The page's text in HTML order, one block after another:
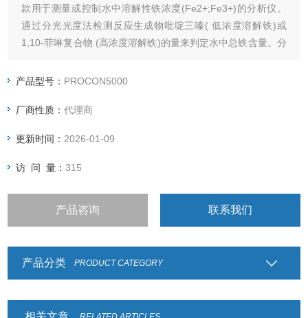
款用于测量或控制水中溶解性铁浓度(Fe2+;Fe3+)的分析仪。
通过分光光度法检测反应生成物吡啶三嗪( 低浓度溶解铁)或
1,10-菲啉复合物 (高浓度溶解铁)的量来判定水中总铁含量。分
量分析单元构成。主机微处理器控制整个测量过程，包括进
产品型号： PROCON5000
厂商性质：代理商
更新时间： 2026-01-09
访 问 量：315
产品咨询 联系我们
产品分类 PRODUCT CATEGORY